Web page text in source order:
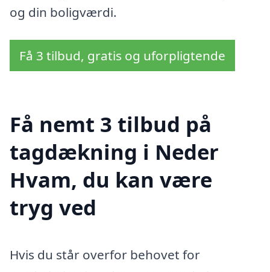
og din boligværdi.
Få 3 tilbud, gratis og uforpligtende
Få nemt 3 tilbud på
tagdækning i Neder
Hvam, du kan være
tryg ved
Hvis du står overfor behovet for